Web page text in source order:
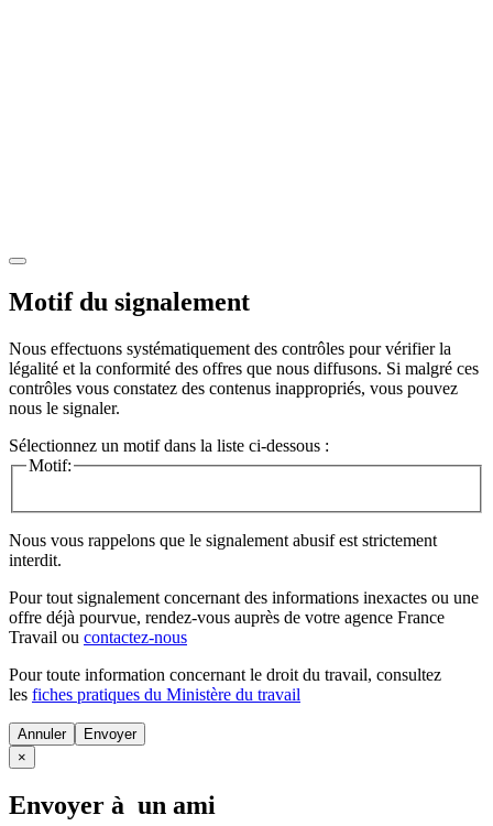
Motif du signalement
Nous effectuons systématiquement des contrôles pour vérifier la
légalité et la conformité des offres que nous diffusons. Si malgré ces
contrôles vous constatez des contenus inappropriés, vous pouvez
nous le signaler.
Sélectionnez un motif dans la liste ci-dessous :
Motif:
Nous vous rappelons que le signalement abusif est strictement
interdit.
Pour tout signalement concernant des informations inexactes ou une
offre déjà pourvue, rendez-vous auprès de votre agence France
Travail ou contactez-nous
Pour toute information concernant le droit du travail, consultez
les fiches pratiques du Ministère du travail
Annuler
×
Envoyer à un ami